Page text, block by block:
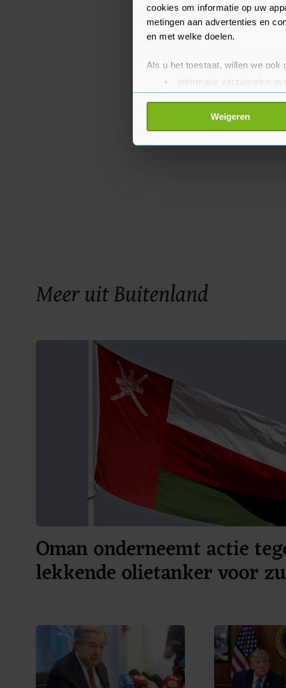
cookies om informatie op uw
metingen aan advertenties en
en met welke doelen.
Als u het toestaat, willen we ook
Informatie verzamelen
Uw apparaat
Lees meer over hoe uw
toestemming op elk moment
Weigeren
Meer uit Buitenland
Oman onderneemt actie
lekkende olietanker voor